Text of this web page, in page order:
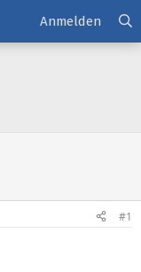
Anmelden
#1